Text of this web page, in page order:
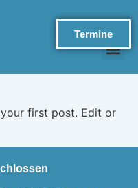
Termine
first post. Edit or